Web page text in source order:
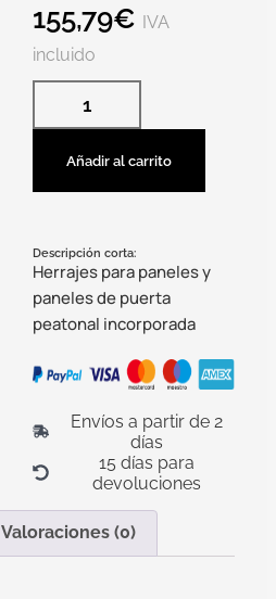
155,79€ IVA
incluido
Añadir al carrito
Descripción corta:
Herrajes para paneles y
paneles de puerta
peatonal incorporada
Envíos a partir de 2
días
15 días para
devoluciones
Valoraciones (0)